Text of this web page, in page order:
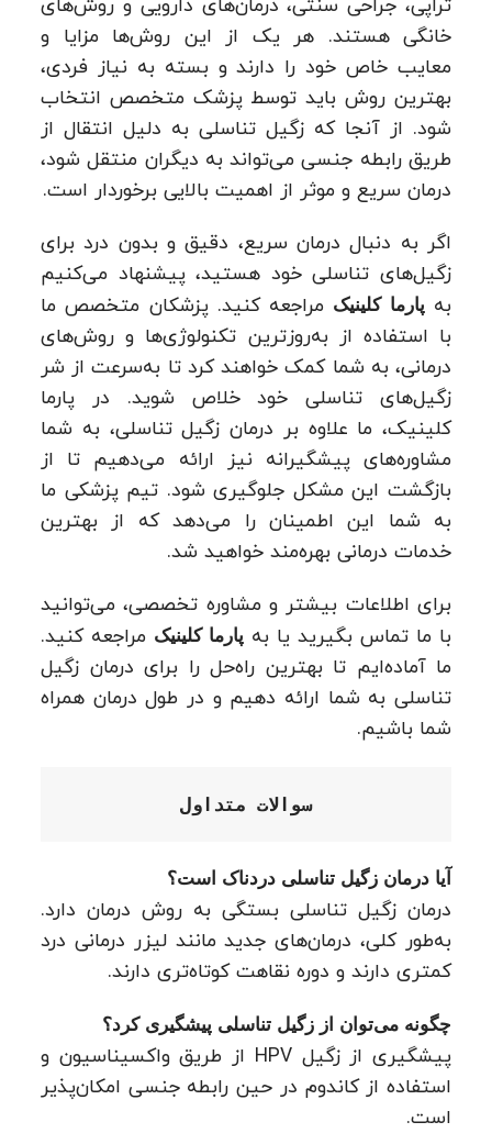
تراپی، جراحی سنتی، درمان‌های دارویی و روش‌های
خانگی هستند. هر یک از این روش‌ها مزایا و
معایب خاص خود را دارند و بسته به نیاز فردی،
بهترین روش باید توسط پزشک متخصص انتخاب
شود. از آنجا که زگیل تناسلی به دلیل انتقال از
طریق رابطه جنسی می‌تواند به دیگران منتقل شود،
درمان سریع و موثر از اهمیت بالایی برخوردار است.
اگر به دنبال درمان سریع، دقیق و بدون درد برای
زگیل‌های تناسلی خود هستید، پیشنهاد می‌کنیم
بهپارما کلینیک مراجعه کنید. پزشکان متخصص ما
با استفاده از به‌روزترین تکنولوژی‌ها و روش‌های
درمانی، به شما کمک خواهند کرد تا به‌سرعت از شر
زگیل‌های تناسلی خود خلاص شوید. در پارما
کلینیک، ما علاوه بر درمان زگیل تناسلی، به شما
مشاوره‌های پیشگیرانه نیز ارائه می‌دهیم تا از
بازگشت این مشکل جلوگیری شود. تیم پزشکی ما
به شما این اطمینان را می‌دهد که از بهترین
خدمات درمانی بهره‌مند خواهید شد.
برای اطلاعات بیشتر و مشاوره تخصصی، می‌توانید
با ما تماس بگیرید یا به پارما کلینیک مراجعه کنید.
ما آماده‌ایم تا بهترین راه‌حل را برای درمان زگیل
تناسلی به شما ارائه دهیم و در طول درمان همراه
شما باشیم.
سوالات متداول
آیا درمان زگیل تناسلی دردناک است؟
درمان زگیل تناسلی بستگی به روش درمان دارد.
به‌طور کلی، درمان‌های جدید مانند لیزر درمانی درد
کمتری دارند و دوره نقاهت کوتاه‌تری دارند.
چگونه می‌توان از زگیل تناسلی پیشگیری کرد؟
پیشگیری از زگیل HPV از طریق واکسیناسیون و
استفاده از کاندوم در حین رابطه جنسی امکان‌پذیر
است.